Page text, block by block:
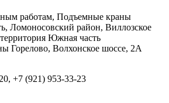
работам, Подъемные краны
Ломоносовский район, Виллозское
Южная часть
Горелово, Волхонское шоссе, 2А
+7 (921) 953-33-23